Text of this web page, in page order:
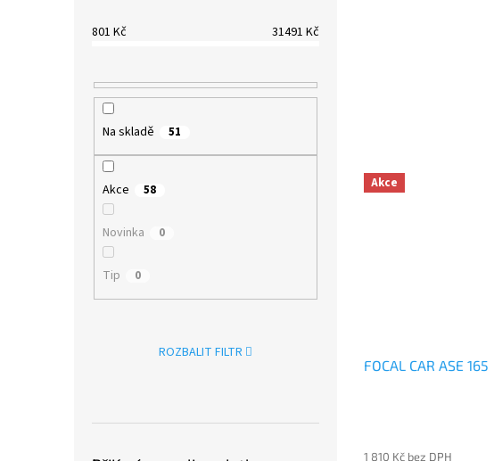
801 Kč 31491 Kč
Na skladě 51
Akce 58
Novinka 0
Tip 0
ROZBALIT FILTR
Akce
FOCAL CAR ASE 165
1 810 Kč bez DPH